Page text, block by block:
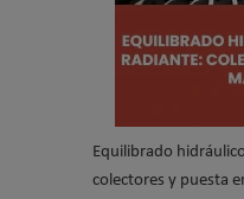
Equilibrado
colectores y puesta